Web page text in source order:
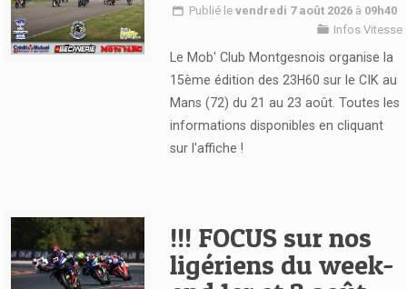
Publié levendredi 7 août 2026 à 09h40
Infos Vitesse
Le Mob' Club Montgesnois organise la
15ème édition des 23H60 sur le CIK au
Mans (72) du 21 au 23 août. Toutes les
informations disponibles en cliquant
sur l'affiche !
!!! FOCUS sur nos
ligériens du week-